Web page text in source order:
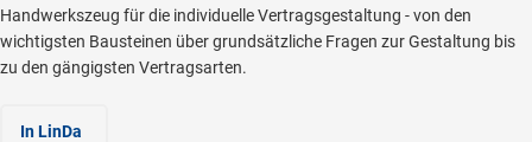
Handwerkszeug für die individuelle Vertragsgestaltung - von den
wichtigsten Bausteinen über grundsätzliche Fragen zur Gestaltung bis
zu den gängigsten Vertragsarten.
In LinDa